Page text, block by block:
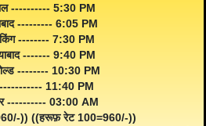
---------- 5:30 PM
--------- 6:05 PM
किंग -------- 7:30 PM
------- 9:40 PM
-------- 10:30 PM
----------- 11:40 PM
---------- 03:00 AM
)) ((हरूफ़ रेट 100=960/-))